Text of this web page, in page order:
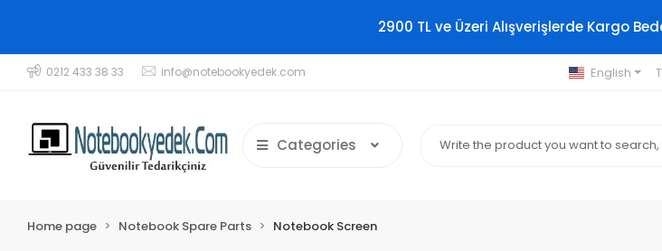
2900 TL ve Üzeri Alışverişlerde Kargo
0212 433 38 33 info@notebookyedek.com English
Categories
Home page Notebook Spare Parts Notebook Screen